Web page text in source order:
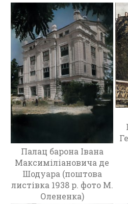
1
9
1
7
р
о
к
у
Ф
Палац барона Івана
Максиміліановича де
Шодуара (поштова
листівка 1938 р. фото М.
Олененка)